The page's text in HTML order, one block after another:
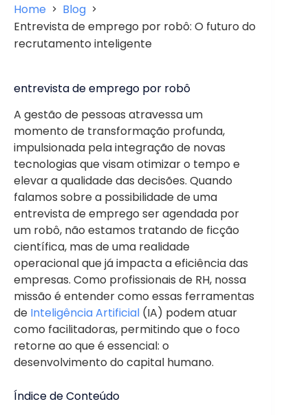
Home
Blog
Entrevista de emprego por robô: O futuro do
recrutamento inteligente
entrevista de emprego por robô
A gestão de pessoas atravessa um
momento de transformação profunda,
impulsionada pela integração de novas
tecnologias que visam otimizar o tempo e
elevar a qualidade das decisões. Quando
falamos sobre a possibilidade de uma
entrevista de emprego ser agendada por
um robô, não estamos tratando de ficção
científica, mas de uma realidade
operacional que já impacta a eficiência das
empresas. Como profissionais de RH, nossa
missão é entender como essas ferramentas
de Inteligência Artificial (IA) podem atuar
como facilitadoras, permitindo que o foco
retorne ao que é essencial: o
desenvolvimento do capital humano.
Índice de Conteúdo